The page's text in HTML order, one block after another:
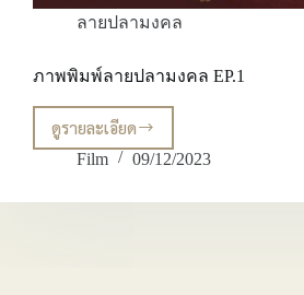
ลายปลามงคล
ภาพพิมพ์ลายปลามงคล EP.1
ดูรายละเอียด
ภาพ
พิมพ์
ปลา
Film 09/12/2023